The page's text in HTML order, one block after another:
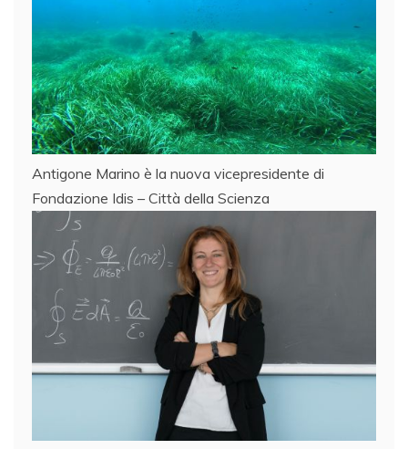
Antigone Marino è la nuova vicepresidente di
Fondazione Idis – Città della Scienza